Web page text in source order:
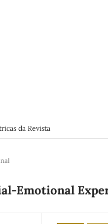
da Revista
Emotional